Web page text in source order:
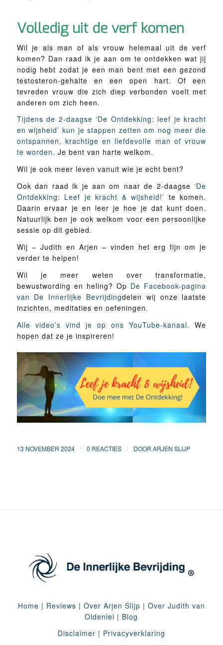
Volledig uit de verf komen
Wil je als man of als vrouw helemaal uit de verf
komen? Dan raad ik je aan om te ontdekken wat jij
nodig hebt zodat je een man bent met een gezond
testosteron-gehalte en een open hart. Of een
tevreden vrouw die zich diep verbonden voelt met
anderen om zich heen.
Tijdens de 2-daagse ‘De Ontdekking: leef je kracht
en wijsheid’ kun je stappen zetten om nog meer die
ontspannen, krachtige en liefdevolle man of vrouw
te worden. Je bent van harte welkom.
Wil je ook meer leven vanuit wie je echt bent?
Ook dan raad ik je aan om naar de 2-daagse ‘De
Ontdekking: Leef je kracht & wijsheid!’ te komen.
Daarin ervaar je en leer je hoe je dat kunt doen.
Natuurlijk ben je ook welkom voor een persoonlijke
sessie op dit gebied.
Wij – Judith en Arjen – vinden het erg fijn om je
verder te helpen!
Wil je meer weten over transformatie,
bewustwording en heling? Op De Facebook-pagina
van De Innerlijke Bevrijdingdelen wij onze laatste
inzichten, meditaties en oefeningen.
Alle video’s vind je op ons YouTube-kanaal. We
hopen dat ze je inspireren!
13 NOVEMBER 2024 / 0 REACTIES / DOOR ARJEN SLIJP
Home | Reviews | Over Arjen Slijp | Over Judith van
Oldeniel | Blog
Disclaimer | Privacyverklaring